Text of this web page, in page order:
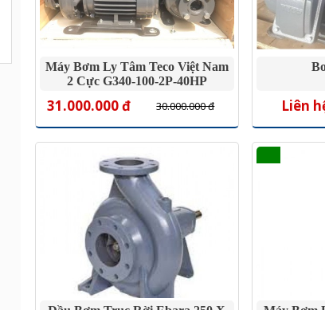
Máy Bơm Ly Tâm Teco Việt Nam
2 Cực G340-100-2P-40HP
30.000.000 đ
31.000.000 đ Liên